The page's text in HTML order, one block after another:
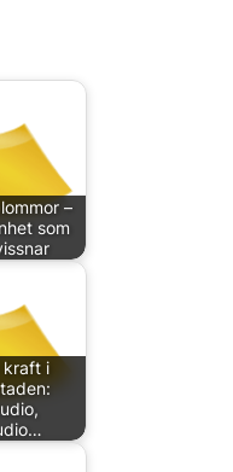
–
som
kraft i